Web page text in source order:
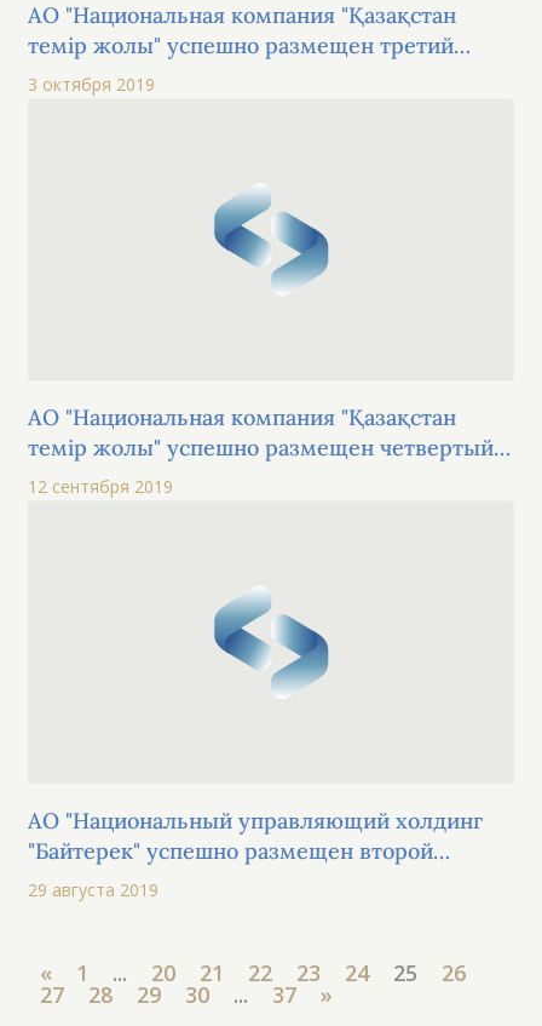
АО "Национальная компания "Қазақстан
темір жолы" успешно размещен третий
выпуск в рамках второй облигационной
3 октября 2019
АО "Национальная компания "Қазақстан
темір жолы" успешно размещен четвертый
выпуск в рамках второй облигационной
12 сентября 2019
АО "Национальный управляющий холдинг
"Байтерек" успешно размещен второй
выпуск облигаций в рамках пятой
29 августа 2019
« 1 ... 20 21 22 23 24 25 26
27 28 29 30 ... 37 »